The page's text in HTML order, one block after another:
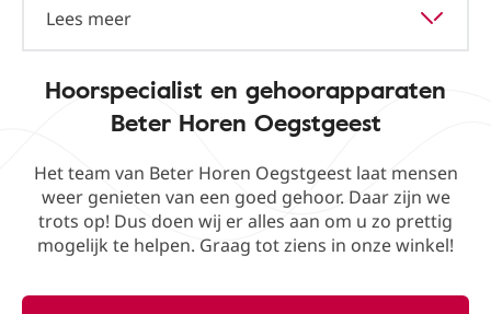
Lees meer
Hoorspecialist en gehoorapparaten
Beter Horen Oegstgeest
Het team van Beter Horen Oegstgeest laat mensen
weer genieten van een goed gehoor. Daar zijn we
trots op! Dus doen wij er alles aan om u zo prettig
mogelijk te helpen. Graag tot ziens in onze winkel!